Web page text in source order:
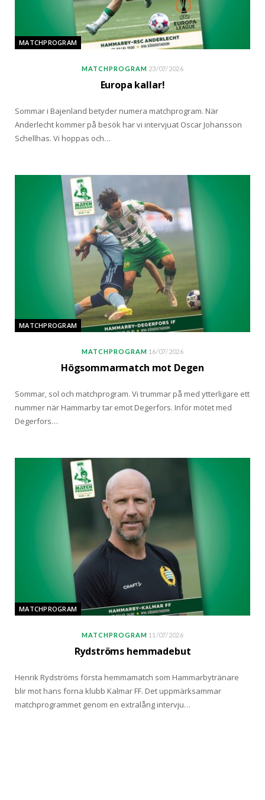
MATCHPROGRAM
MATCHPROGRAM 23/07/2026
Europa kallar!
Sommar i Bajenland betyder numera matchprogram. När
Anderlecht kommer på besök har vi intervjuat Oscar Johansson
Schellhas. Vi hoppas och…
MATCHPROGRAM
MATCHPROGRAM 16/07/2026
Högsommarmatch mot Degen
Sommar, sol och matchprogram. Vi trummar på med ytterligare ett
nummer när Hammarby tar emot Degerfors. Inför mötet med
Degerfors…
MATCHPROGRAM
MATCHPROGRAM 11/07/2026
Rydströms hemmadebut
Henrik Rydströms första hemmamatch som Hammarbytränare
blir mot hans forna klubb Kalmar FF. Det uppmärksammar
matchprogrammet genom en extralång intervju…